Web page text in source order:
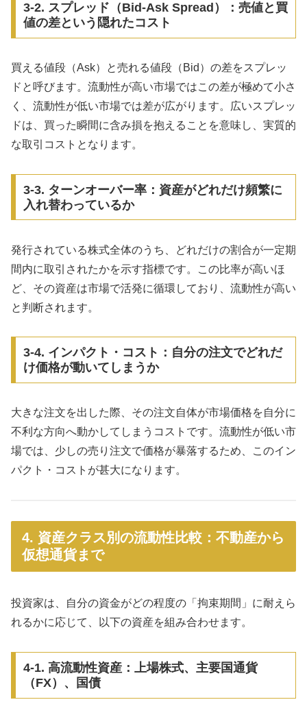
3-2. スプレッド（Bid-Ask Spread）：売値と買
値の差という隠れたコスト
買える値段（Ask）と売れる値段（Bid）の差をスプレッ
ドと呼びます。流動性が高い市場ではこの差が極めて小さ
く、流動性が低い市場では差が広がります。広いスプレッ
ドは、買った瞬間に含み損を抱えることを意味し、実質的
な取引コストとなります。
3-3. ターンオーバー率：資産がどれだけ頻繁に
入れ替わっているか
発行されている株式全体のうち、どれだけの割合が一定期
間内に取引されたかを示す指標です。この比率が高いほ
ど、その資産は市場で活発に循環しており、流動性が高い
と判断されます。
3-4. インパクト・コスト：自分の注文でどれだ
け価格が動いてしまうか
大きな注文を出した際、その注文自体が市場価格を自分に
不利な方向へ動かしてしまうコストです。流動性が低い市
場では、少しの売り注文で価格が暴落するため、このイン
パクト・コストが甚大になります。
4. 資産クラス別の流動性比較：不動産から
仮想通貨まで
投資家は、自分の資金がどの程度の「拘束期間」に耐えら
れるかに応じて、以下の資産を組み合わせます。
4-1. 高流動性資産：上場株式、主要国通貨
（FX）、国債